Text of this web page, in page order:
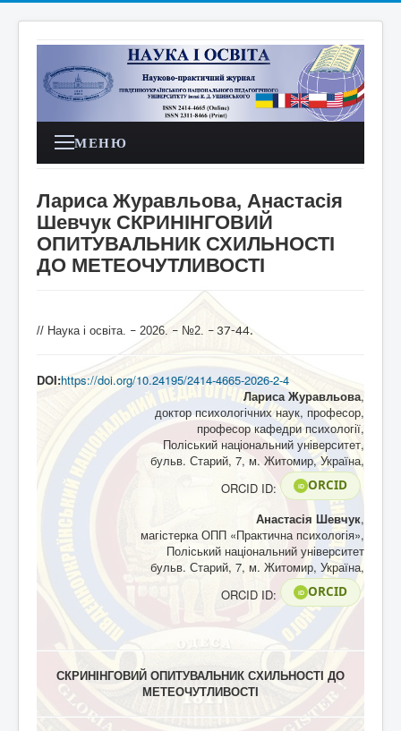
МЕНЮ
Лариса Журавльова, Анастасія
Шевчук СКРИНІНГОВИЙ
ОПИТУВАЛЬНИК СХИЛЬНОСТІ
ДО МЕТЕОЧУТЛИВОСТІ
// Наука і освіта. – 2026. – №2. – 37-44.
DOI:https://doi.org/10.24195/2414-4665-2026-2-4
Лариса Журавльова,
доктор психологічних наук, професор,
професор кафедри психології,
Поліський національний університет,
бульв. Старий, 7, м. Житомир, Україна,
ORCID ID:
iD ORCID
Анастасія Шевчук,
магістерка ОПП «Практична психологія»,
Поліський національний університет
бульв. Старий, 7, м. Житомир, Україна,
ORCID ID:
iD ORCID
СКРИНІНГОВИЙ ОПИТУВАЛЬНИК СХИЛЬНОСТІ ДО
МЕТЕОЧУТЛИВОСТІ